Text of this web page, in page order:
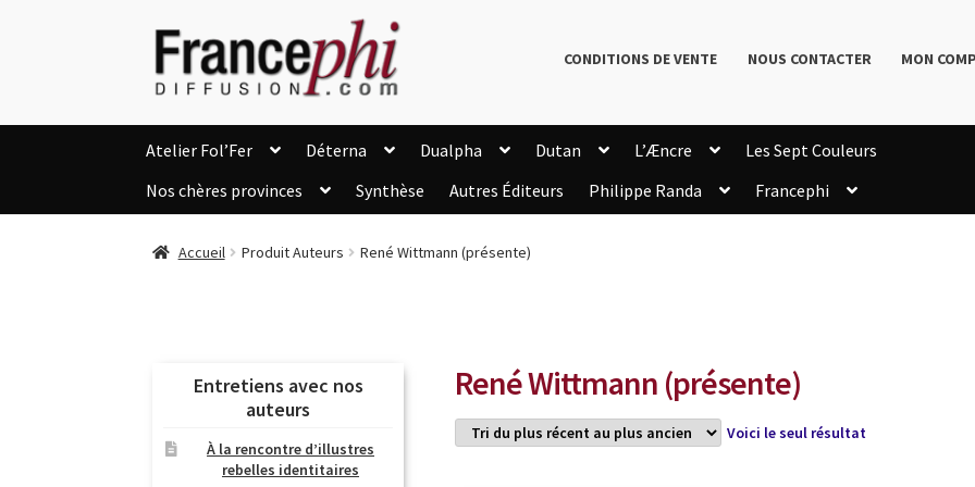
Aller
la
Aller
au
contenu
CONDITIONS DE VENTE NOUS CONTACTER MON
Atelier Fol’Fer Déterna Dualpha Dutan L’Æncre
Les Sept Couleurs
Nos chères provinces
Synthèse Autres Éditeurs Philippe Randa
Francephi
Accueil Produit Auteurs René Wittmann (présente)
René Wittmann (présente)
Voici le seul résultat
Entretiens avec nos
auteurs
À la rencontre d’illustres
rebelles identitaires